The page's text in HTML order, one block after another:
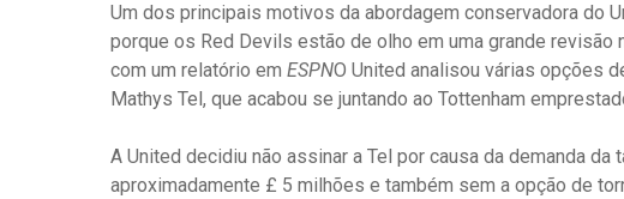
Um dos principais motivos da abordagem conservadora do
porque os Red Devils estão de olho em uma grande revisão
com um relatório em ESPNO United analisou várias opções
Mathys Tel, que acabou se juntando ao Tottenham
A United decidiu não assinar a Tel por causa da demanda
aproximadamente £ 5 milhões e também sem a opção de